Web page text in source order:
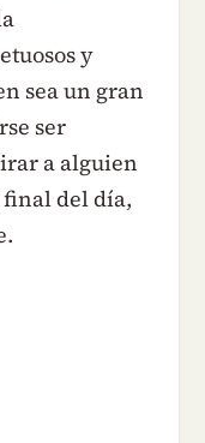
y
sea un gran
ser
a alguien
del día,